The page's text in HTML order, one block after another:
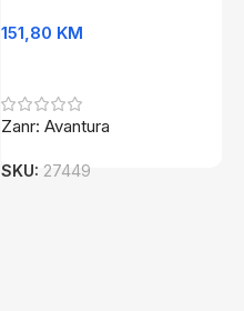
151,80 KM
Zanr: Avantura
SKU: 27449